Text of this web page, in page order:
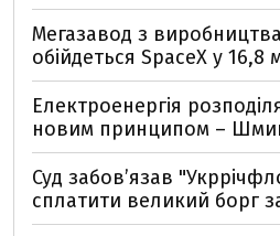
Мегазавод з виробництва
обійдеться SpaceX у 16,8
Електроенергія
новим принципом –
Суд забов’язав
сплатити великий борг